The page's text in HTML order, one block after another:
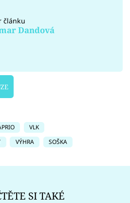
článku
Dandová
VLK
VÝHRA SOŠKA
SI TAKÉ